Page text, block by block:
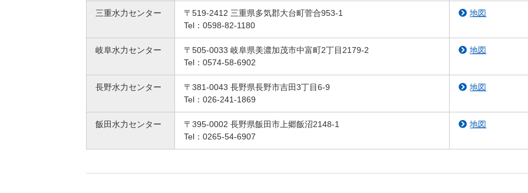
三重水力センター
〒519-2412 三重県多気郡大台町菅合953-1
Tel：0598-82-1180
地図
岐阜水力センター
〒505-0033 岐阜県美濃加茂市中富町2丁目2179-2
Tel：0574-58-6902
地図
長野水力センター
〒381-0043 長野県長野市吉田3丁目6-9
Tel：026-241-1869
地図
飯田水力センター
〒395-0002 長野県飯田市上郷飯沼2148-1
Tel：0265-54-6907
地図